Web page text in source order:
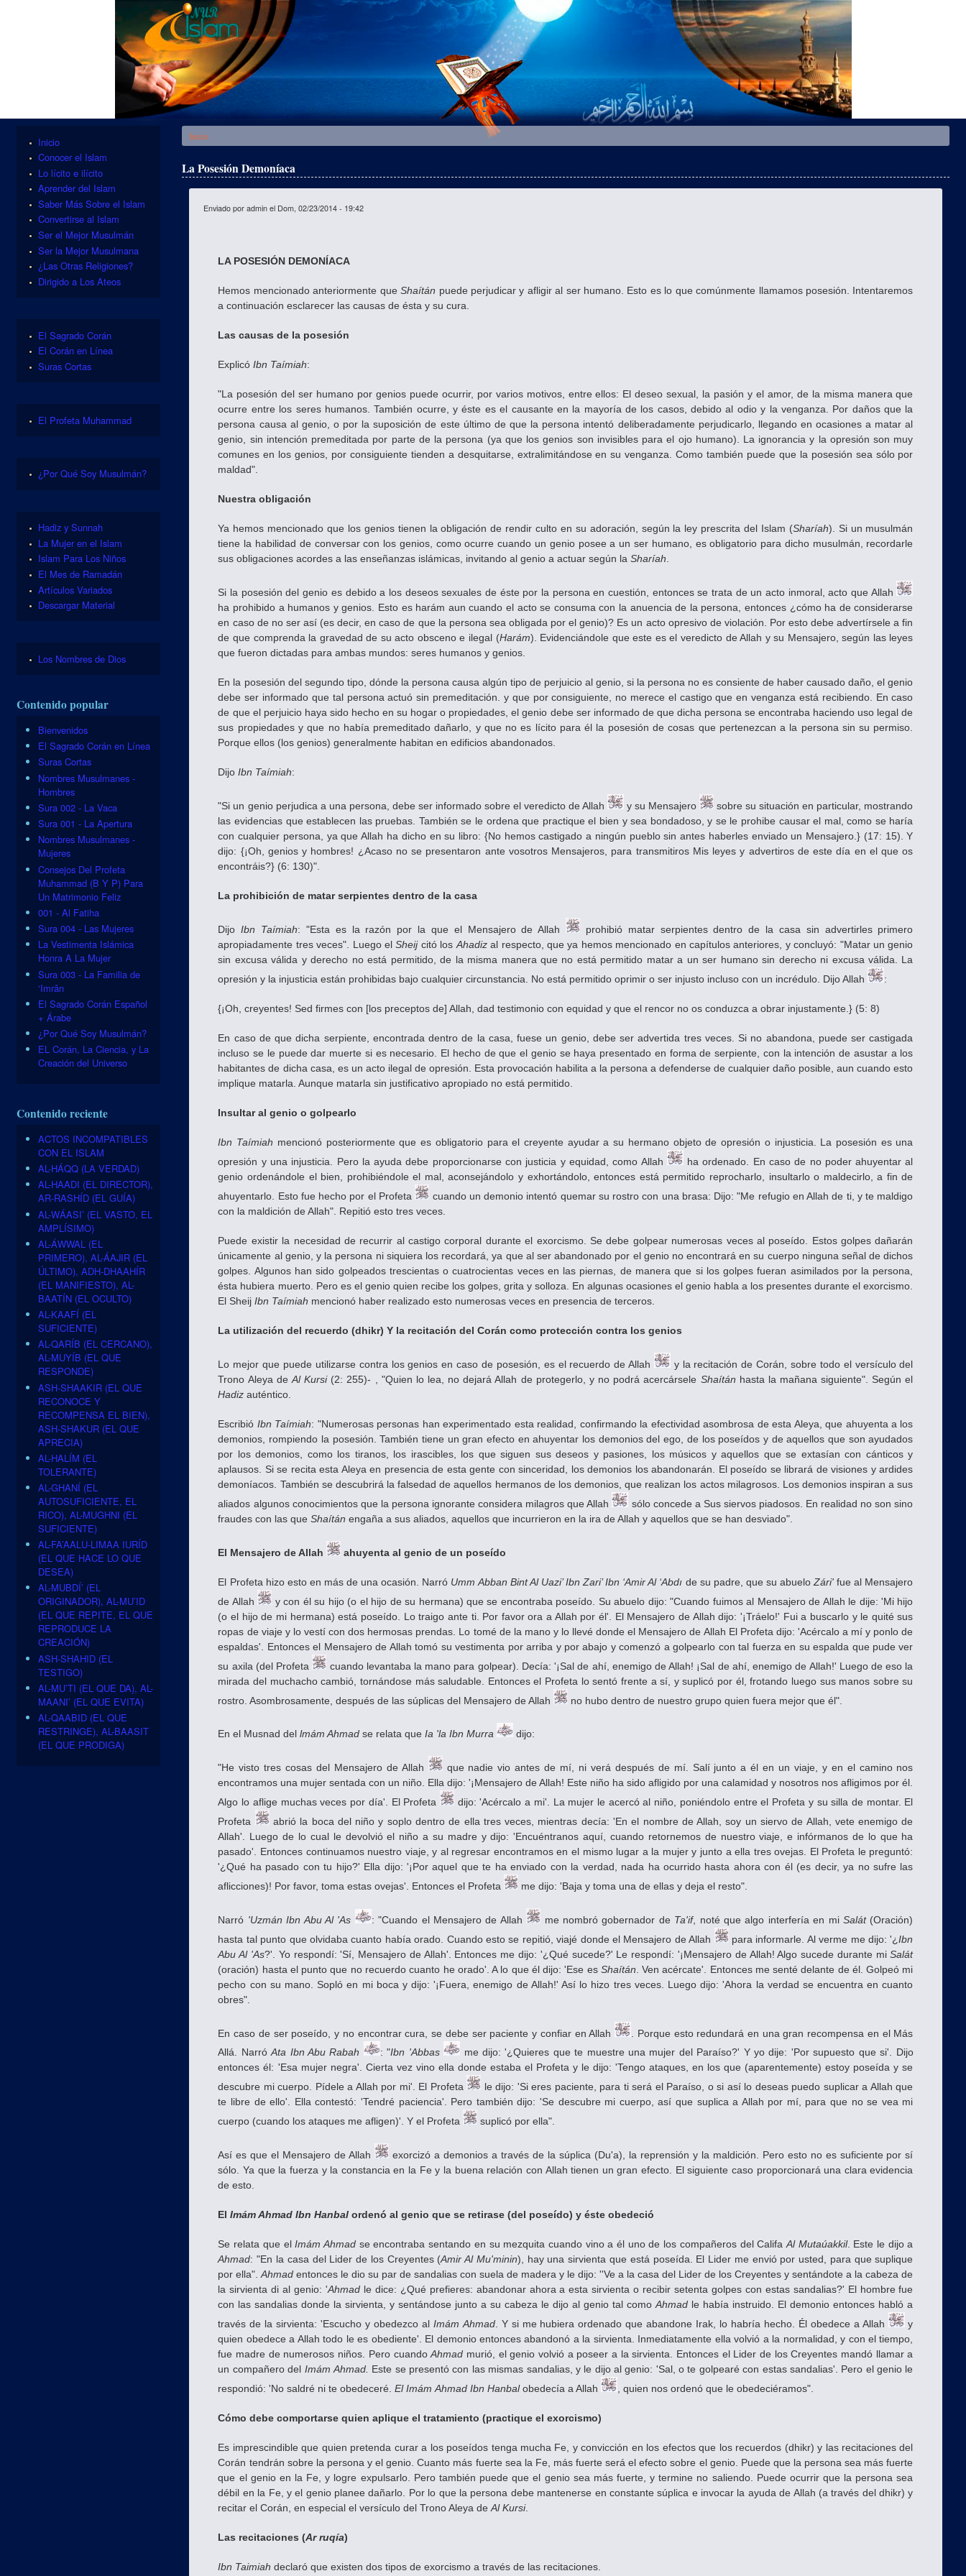
Se encuentra usted aquí
Inicio
La Posesión Demoníaca
Enviado poradmin el Dom, 02/23/2014 - 19:42
LA POSESIÓN DEMONÍACA
Hemos mencionado anteriormente queShaítán puede perjudicar y afligir al ser humano. Esto es lo que comúnmente llamamos posesión. Intentaremos
a continuación esclarecer las causas de ésta y su cura.
Las causas de la posesión
ExplicóIbn Taímiah:
"La posesión del ser humano por genios puede ocurrir, por varios motivos, entre ellos: El deseo sexual, la pasión y el amor, de la misma manera que
ocurre entre los seres humanos. También ocurre, y éste es el causante en la mayoría de los casos, debido al odio y la venganza. Por daños que la
persona causa al genio, o por la suposición de este último de que la persona intentó deliberadamente perjudicarlo, llegando en ocasiones a matar al
genio, sin intención premeditada por parte de la persona (ya que los genios son invisibles para el ojo humano). La ignorancia y la opresión son muy
comunes en los genios, por consiguiente tienden a desquitarse, extralimitándose en su venganza. Como también puede que la posesión sea sólo por
maldad".
Nuestra obligación
Ya hemos mencionado que los genios tienen la obligación de rendir culto en su adoración, según la ley prescrita del Islam (Sharíah). Si un musulmán
tiene la habilidad de conversar con los genios, como ocurre cuando un genio posee a un ser humano, es obligatorio para dicho musulmán, recordarle
sus obligaciones acordes a las enseñanzas islámicas, invitando al genio a actuar según laSharíah
Si la posesión del genio es debido a los deseos sexuales de éste por la persona en cuestión, entonces se trata de un acto inmoral, acto que Allah
ha prohibido a humanos y genios. Esto es harám aun cuando el acto se consuma con la anuencia de la persona, entonces ¿cómo ha de considerarse
en caso de no ser así (es decir, en caso de que la persona sea obligada por el genio)? Es un acto opresivo de violación. Por esto debe advertírsele a fin
de que comprenda la gravedad de su acto obsceno e ilegal (Harám). Evidenciándole que este es el veredicto de Allah y su Mensajero, según las leyes
que fueron dictadas para ambas mundos: seres humanos y genios.
En la posesión del segundo tipo, dónde la persona causa algún tipo de perjuicio al genio, si la persona no es consiente de haber causado daño, el genio
debe ser informado que tal persona actuó sin premeditación. y que por consiguiente, no merece el castigo que en venganza está recibiendo. En caso
de que el perjuicio haya sido hecho en su hogar o propiedades, el genio debe ser informado de que dicha persona se encontraba haciendo uso legal de
sus propiedades y que no había premeditado dañarlo, y que no es lícito para él la posesión de cosas que pertenezcan a la persona sin su permiso.
Porque ellos (los genios) generalmente habitan en edificios abandonados.
DijoIbn Taímiah:
"Si un genio perjudica a una persona, debe ser informado sobre el veredicto de Allah y su Mensajero
sobre su situación en particular, mostrando
las evidencias que establecen las pruebas. También se le ordena que practique el bien y sea bondadoso, y se le prohibe causar el mal, como se haría
con cualquier persona, ya que Allah ha dicho en su libro: {No hemos castigado a ningún pueblo sin antes haberles enviado un Mensajero.} (17: 15). Y
dijo: {¡Oh, genios y hombres! ¿Acaso no se presentaron ante vosotros Mensajeros, para transmitiros Mis leyes y advertiros de este día en el que os
encontráis?} (6: 130)".
La prohibición de matar serpientes dentro de la casa
DijoIbn Taímiah: "Esta es la razón por la que el Mensajero de Allah
prohibió matar serpientes dentro de la casa sin advertirles primero
apropiadamente tres veces". Luego elSheijcitó los Ahadizal respecto, que ya hemos mencionado en capítulos anteriores, y concluyó: "Matar un genio
sin excusa válida y derecho no está permitido, de la misma manera que no está permitido matar a un ser humano sin derecho ni excusa válida. La
opresión y la injusticia están prohibidas bajo cualquier circunstancia. No está permitido oprimir o ser injusto incluso con un incrédulo. Dijo Allah
:
{¡Oh, creyentes! Sed firmes con [los preceptos de] Allah, dad testimonio con equidad y que el rencor no os conduzca a obrar injustamente.} (5: 8)
En caso de que dicha serpiente, encontrada dentro de la casa, fuese un genio, debe ser advertida tres veces. Si no abandona, puede ser castigada
incluso se le puede dar muerte si es necesario. El hecho de que el genio se haya presentado en forma de serpiente, con la intención de asustar a los
habitantes de dicha casa, es un acto ilegal de opresión. Esta provocación habilita a la persona a defenderse de cualquier daño posible, aun cuando esto
implique matarla. Aunque matarla sin justificativo apropiado no está permitido.
Insultar al genio o golpearlo
Ibn Taímiah mencionó posteriormente que es obligatorio para el creyente ayudar a su hermano objeto de opresión o injusticia. La posesión es una
opresión y una injusticia. Pero la ayuda debe proporcionarse con justicia y equidad, como Allah
ha ordenado. En caso de no poder ahuyentar al
genio ordenándole el bien, prohibiéndole el mal, aconsejándolo y exhortándolo, entonces está permitido reprocharlo, insultarlo o maldecirlo, a fin de
ahuyentarlo. Esto fue hecho por el Profeta
cuando un demonio intentó quemar su rostro con una brasa: Dijo: "Me refugio en Allah de ti, y te maldigo
con la maldición de Allah". Repitió esto tres veces.
Puede existir la necesidad de recurrir al castigo corporal durante el exorcismo. Se debe golpear numerosas veces al poseído. Estos golpes dañarán
únicamente al genio, y la persona ni siquiera los recordará, ya que al ser abandonado por el genio no encontrará en su cuerpo ninguna señal de dichos
golpes. Algunos han sido golpeados trescientas o cuatrocientas veces en las piernas, de manera que si los golpes fueran asimilados por la persona,
ésta hubiera muerto. Pero es el genio quien recibe los golpes, grita y solloza. En algunas ocasiones el genio habla a los presentes durante el exorcismo.
El SheijIbn Taímiah mencionó haber realizado esto numerosas veces en presencia de terceros.
La utilización del recuerdo (dhikr) Y la recitación del Corán como protección contra los genios
Lo mejor que puede utilizarse contra los genios en caso de posesión, es el recuerdo de Allah
y la recitación de Corán, sobre todo el versículo del
Trono Aleya de Al Kursi(2: 255)- , "Quien lo lea, no dejará Allah de protegerlo, y no podrá acercársele Shaítán hasta la mañana siguiente". Según el
Hadiz auténtico.
Escribió Ibn Taímiah: "Numerosas personas han experimentado esta realidad, confirmando la efectividad asombrosa de esta Aleya, que ahuyenta a los
demonios, rompiendo la posesión. También tiene un gran efecto en ahuyentar los demonios del ego, de los poseídos y de aquellos que son ayudados
por los demonios, como los tiranos, los irascibles, los que siguen sus deseos y pasiones, los músicos y aquellos que se extasían con cánticos y
aplausos. Si se recita esta Aleya en presencia de esta gente con sinceridad, los demonios los abandonarán. El poseído se librará de visiones y ardides
demoníacos. También se descubrirá la falsedad de aquellos hermanos de los demonios, que realizan los actos milagrosos. Los demonios inspiran a sus
aliados algunos conocimientos que la persona ignorante considera milagros que Allah
sólo concede a Sus siervos piadosos. En realidad no son sino
fraudes con las queShaítán engaña a sus aliados, aquellos que incurrieron en la ira de Allah y aquellos que se han desviado".
El Mensajero de Allah ahuyenta al genio de un poseído
El Profeta hizo esto en más de una ocasión. Narró Umm Abban Bint Al Uazi’ Ibn Zari’ Ibn ‘Amir Al ‘Abdı de su padre, que su abueloZári' fue al Mensajero
de Allah
y con él su hijo (o el hijo de su hermana) que se encontraba poseído. Su abuelo dijo: "Cuando fuimos al Mensajero de Allah le dije: 'Mi hijo
(o el hijo de mi hermana) está poseído. Lo traigo ante ti. Por favor ora a Allah por él'. El Mensajero de Allah dijo: '¡Tráelo!' Fui a buscarlo y le quité sus
ropas de viaje y lo vestí con dos hermosas prendas. Lo tomé de la mano y lo llevé donde el Mensajero de Allah El Profeta dijo: 'Acércalo a mí y ponlo de
espaldas'. Entonces el Mensajero de Allah tomó su vestimenta por arriba y por abajo y comenzó a golpearlo con tal fuerza en su espalda que pude ver
su axila (del Profeta
cuando levantaba la mano para golpear). Decía: '¡Sal de ahí, enemigo de Allah! ¡Sal de ahí, enemigo de Allah!' Luego de eso la
mirada del muchacho cambió, tornándose más saludable. Entonces el Profeta lo sentó frente a sí, y suplicó por él, frotando luego sus manos sobre su
rostro. Asombrosamente, después de las súplicas del Mensajero de Allah
no hubo dentro de nuestro grupo quien fuera mejor que él".
En el Musnad dellmám Ahmadse relata queIa 'la Ibn Murra dijo:
"He visto tres cosas del Mensajero de Allah
que nadie vio antes de mí, ni verá después de mí. Salí junto a él en un viaje, y en el camino nos
encontramos una mujer sentada con un niño. Ella dijo: '¡Mensajero de Allah! Este niño ha sido afligido por una calamidad y nosotros nos afligimos por él.
Algo lo aflige muchas veces por día'. El Profeta
dijo: 'Acércalo a mi'. La mujer le acercó al niño, poniéndolo entre el Profeta y su silla de montar. El
Profeta
abrió la boca del niño y soplo dentro de ella tres veces, mientras decía: 'En el nombre de Allah, soy un siervo de Allah, vete enemigo de
Allah'. Luego de lo cual le devolvió el niño a su madre y dijo: 'Encuéntranos aquí, cuando retornemos de nuestro viaje, e infórmanos de lo que ha
pasado'. Entonces continuamos nuestro viaje, y al regresar encontramos en el mismo lugar a la mujer y junto a ella tres ovejas. El Profeta le preguntó:
'¿Qué ha pasado con tu hijo?' Ella dijo: '¡Por aquel que te ha enviado con la verdad, nada ha ocurrido hasta ahora con él (es decir, ya no sufre las
aflicciones)! Por favor, toma estas ovejas'. Entonces el Profeta
me dijo: 'Baja y toma una de ellas y deja el resto".
Narró 'Uzmán Ibn Abu Al 'As : "Cuando el Mensajero de Allah me nombró gobernador de Ta'if, noté que algo interfería en miSalát(Oración)
hasta tal punto que olvidaba cuanto había orado. Cuando esto se repitió, viajé donde el Mensajero de Allah
para informarle. Al verme me dijo: '¿Ibn
Abu Al 'As?'. Yo respondí: 'Sí, Mensajero de Allah'. Entonces me dijo: '¿Qué sucede?' Le respondí: '¡Mensajero de Allah! Algo sucede durante miSalát
(oración) hasta el punto que no recuerdo cuanto he orado'. A lo que él dijo: 'Ese es Shaítán . Ven acércate'. Entonces me senté delante de él. Golpeó mi
pecho con su mano. Sopló en mi boca y dijo: '¡Fuera, enemigo de Allah!' Así lo hizo tres veces. Luego dijo: 'Ahora la verdad se encuentra en cuanto
obres".
En caso de ser poseído, y no encontrar cura, se debe ser paciente y confiar en Allah
. Porque esto redundará en una gran recompensa en el Más
Allá. NarróAta Ibn Abu Rabah : "Ibn 'Abbas
me dijo: '¿Quieres que te muestre una mujer del Paraíso?' Y yo dije: 'Por supuesto que si'. Dijo
entonces él: 'Esa mujer negra'. Cierta vez vino ella donde estaba el Profeta y le dijo: 'Tengo ataques, en los que (aparentemente) estoy poseída y se
descubre mi cuerpo. Pídele a Allah por mi'. El Profeta
le dijo: 'Si eres paciente, para ti será el Paraíso, o si así lo deseas puedo suplicar a Allah que
te libre de ello'. Ella contestó: 'Tendré paciencia'. Pero también dijo: 'Se descubre mi cuerpo, así que suplica a Allah por mí, para que no se vea mi
cuerpo (cuando los ataques me afligen)'. Y el Profeta
suplicó por ella".
Así es que el Mensajero de Allah
exorcizó a demonios a través de la súplica (Du'a), la reprensión y la maldición. Pero esto no es suficiente por sí
sólo. Ya que la fuerza y la constancia en la Fe y la buena relación con Allah tienen un gran efecto. El siguiente caso proporcionará una clara evidencia
de esto.
ElImám Ahmad Ibn Hanbalordenó al genio que se retirase (del poseído) y éste obedeció
Se relata que elImám Ahmadse encontraba sentando en su mezquita cuando vino a él uno de los compañeros del Califa Al Mutaúakkil. Este le dijo a
Ahmad: "En la casa del Lider de los Creyentes (Amir Al Mu'minin), hay una sirvienta que está poseída. El Lider me envió por usted, para que suplique
por ella".Ahmad entonces le dio su par de sandalias con suela de madera y le dijo: ''Ve a la casa del Lider de los Creyentes y sentándote a la cabeza de
la sirvienta di al genio: 'Ahmad le dice: ¿Qué prefieres: abandonar ahora a esta sirvienta o recibir setenta golpes con estas sandalias?' El hombre fue
con las sandalias donde la sirvienta, y sentándose junto a su cabeza le dijo al genio tal comoAhmad le había instruido. El demonio entonces habló a
través de la sirvienta: 'Escucho y obedezco al Imám Ahmad. Y si me hubiera ordenado que abandone Irak, lo habría hecho. Él obedece a Allah
y
quien obedece a Allah todo le es obediente'. El demonio entonces abandonó a la sirvienta. Inmediatamente ella volvió a la normalidad, y con el tiempo,
fue madre de numerosos niños. Pero cuandoAhmad murió, el genio volvió a poseer a la sirvienta. Entonces el Lider de los Creyentes mandó llamar a
un compañero del Imám Ahmad. Este se presentó con las mismas sandalias, y le dijo al genio: 'Sal, o te golpearé con estas sandalias'. Pero el genio le
respondió: 'No saldré ni te obedeceré.El Imám Ahmad Ibn Hanbalobedecía a Allah , quien nos ordenó que le obedeciéramos".
Cómo debe comportarse quien aplique el tratamiento (practique el exorcismo)
Es imprescindible que quien pretenda curar a los poseídos tenga mucha Fe, y convicción en los efectos que los recuerdos (dhikr) y las recitaciones del
Corán tendrán sobre la persona y el genio. Cuanto más fuerte sea la Fe, más fuerte será el efecto sobre el genio. Puede que la persona sea más fuerte
que el genio en la Fe, y logre expulsarlo. Pero también puede que el genio sea más fuerte, y termine no saliendo. Puede ocurrir que la persona sea
débil en la Fe, y el genio planee dañarlo. Por lo que la persona debe mantenerse en constante súplica e invocar la ayuda de Allah (a través del dhikr) y
recitar el Corán, en especial el versículo del Trono Aleya deAl Kursi.
Las recitaciones (Ar ruqía)
Ibn Taimiah declaró que existen dos tipos de exorcismo a través de las recitaciones.
Inicio
Conocer el Islam
Lo lícito e ilícito
Aprender del Islam
Saber Más Sobre el Islam
Convertirse al Islam
Ser el Mejor Musulmán
Ser la Mejor Musulmana
¿Las Otras Religiones?
Dirigido a Los Ateos
El Sagrado Corán
El Corán en Línea
Suras Cortas
El Profeta Muhammad
¿Por Qué Soy Musulmán?
Hadiz y Sunnah
La Mujer en el Islam
Islam Para Los Niños
El Mes de Ramadán
Artículos Variados
Descargar Material
Los Nombres de Dios
Contenido popular
Bienvenidos
El Sagrado Corán en Línea
Suras Cortas
Nombres Musulmanes -
Hombres
Sura 002 - La Vaca
Sura 001 - La Apertura
Nombres Musulmanes -
Mujeres
Consejos Del Profeta
Muhammad (B Y P) Para
Un Matrimonio Feliz
001 - Al Fatiha
Sura 004 - Las Mujeres
La Vestimenta Islámica
Honra A La Mujer
Sura 003 - La Familia de
‘Imrân
El Sagrado Corán Español
+ Árabe
¿Por Qué Soy Musulmán?
EL Corán, La Ciencia, y La
Creación del Universo
Contenido reciente
ACTOS INCOMPATIBLES
CON EL ISLAM
AL-HÁQQ (LA VERDAD)
AL-HAADI (EL DIRECTOR),
AR-RASHÍD (EL GUÍA)
AL-WÁASI’ (EL VASTO, EL
AMPLÍSIMO)
AL-ÁWWAL (EL
PRIMERO), AL-ÁAJIR (EL
ÚLTIMO), ADH-DHAAHÍR
(EL MANIFIESTO), AL-
BAATÍN (EL OCULTO)
AL-KAAFÍ (EL
SUFICIENTE)
AL-QARÍB (EL CERCANO),
AL-MUYÍB (EL QUE
RESPONDE)
ASH-SHAAKIR (EL QUE
RECONOCE Y
RECOMPENSA EL BIEN),
ASH-SHAKUR (EL QUE
APRECIA)
AL-HALÍM (EL
TOLERANTE)
AL-GHANÍ (EL
AUTOSUFICIENTE, EL
RICO), AL-MUGHNI (EL
SUFICIENTE)
AL-FA’AALU-LIMAA IURÍD
(EL QUE HACE LO QUE
DESEA)
AL-MUBDÍ’ (EL
ORIGINADOR), AL-MU’ID
(EL QUE REPITE, EL QUE
REPRODUCE LA
CREACIÓN)
ASH-SHAHID (EL
TESTIGO)
AL-MU’TI (EL QUE DA), AL-
MAANI’ (EL QUE EVITA)
AL-QAABID (EL QUE
RESTRINGE), AL-BAASIT
(EL QUE PRODIGA)